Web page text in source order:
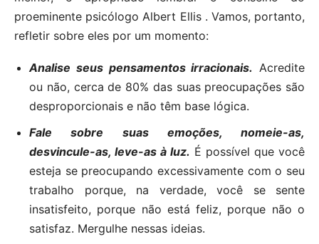
proeminente psicólogo Albert Ellis . Vamos, portanto,
refletir sobre eles por um momento:
Analise seus pensamentos irracionais. Acredite
ou não, cerca de 80% das suas preocupações são
desproporcionais e não têm base lógica.
Fale sobre suas emoções, nomeie-as,
desvincule-as, leve-as à luz. É possível que você
esteja se preocupando excessivamente com o seu
trabalho porque, na verdade, você se sente
insatisfeito, porque não está feliz, porque não o
satisfaz. Mergulhe nessas ideias.